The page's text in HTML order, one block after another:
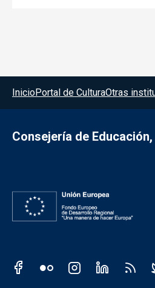
Menú del pie
InicioPortal de CulturaOtras
Consejería de
Redes sociales JCCM